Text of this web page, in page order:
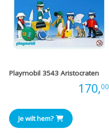
Playmobil 3543 Aristocraten
170,00
Je wilt hem?